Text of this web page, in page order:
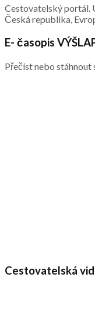
Cestovatelský portál.
Česká republika,
E- časopis
Přečíst nebo
Cestovatelská